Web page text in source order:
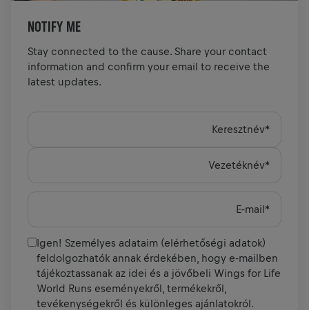
NOTIFY ME
Stay connected to the cause. Share your contact
information and confirm your email to receive the
latest updates.
Keresztnév*
Vezetéknév*
E‑mail*
Igen! Személyes adataim (elérhetőségi adatok)
feldolgozhatók annak érdekében, hogy e-mailben
tájékoztassanak az idei és a jövőbeli Wings for Life
World Runs eseményekről, termékekről,
tevékenységekről és különleges ajánlatokról.